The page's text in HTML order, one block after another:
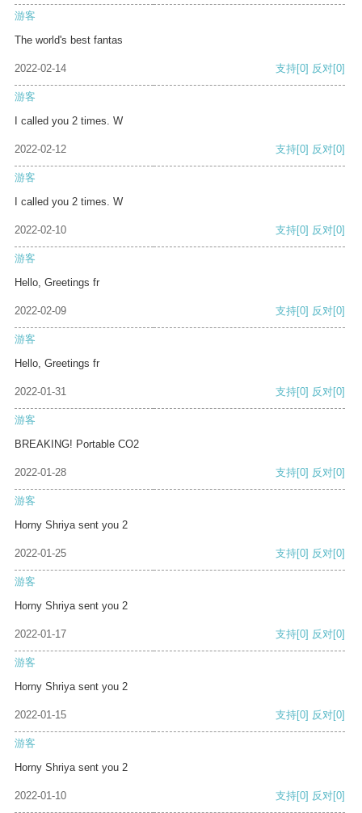
游客
The world's best fantas
2022-02-14 支持[0] 反对[0]
游客
I called you 2 times. W
2022-02-12 支持[0] 反对[0]
游客
I called you 2 times. W
2022-02-10 支持[0] 反对[0]
游客
Hello, Greetings fr
2022-02-09 支持[0] 反对[0]
游客
Hello, Greetings fr
2022-01-31 支持[0] 反对[0]
游客
BREAKING! Portable CO2
2022-01-28 支持[0] 反对[0]
游客
Horny Shriya sent you 2
2022-01-25 支持[0] 反对[0]
游客
Horny Shriya sent you 2
2022-01-17 支持[0] 反对[0]
游客
Horny Shriya sent you 2
2022-01-15 支持[0] 反对[0]
游客
Horny Shriya sent you 2
2022-01-10 支持[0] 反对[0]